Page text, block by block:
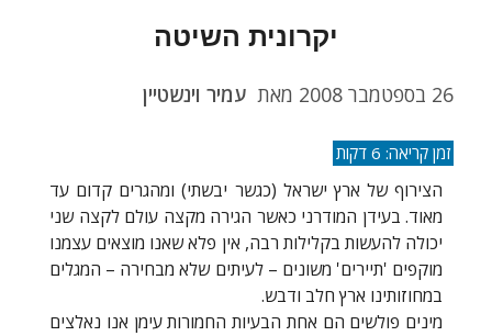
יקרונית השיטה
26 בספטמבר 2008 מאת עמיר וינשטיין
הצירוף של ארץ ישראל (כגשר יבשתי) ומהגרים קדום עד
מאוד. בעידן המודרני כאשר הגירה מקצה עולם לקצה שני
יכולה להעשות בקלילות רבה, אין פלא שאנו מוצאים עצמנו
מוקפים 'תיירים' משונים – לעיתים שלא מבחירה – המגלים
במחוזותינו ארץ חלב ודבש.
מינים פולשים הם אחת הבעיות החמורות עימן אנו נאלצים